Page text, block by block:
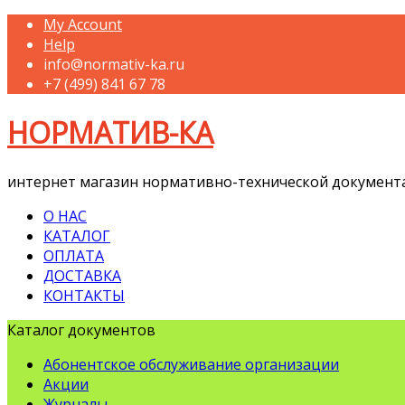
My Account
Help
info@normativ-ka.ru
+7 (499) 841 67 78
НОРМАТИВ-КА
интернет магазин нормативно-технической
О НАС
КАТАЛОГ
ОПЛАТА
ДОСТАВКА
КОНТАКТЫ
Каталог документов
Абонентское обслуживание организации
Акции